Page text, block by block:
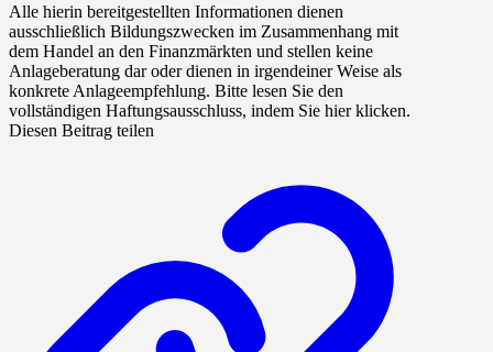
Alle hierin bereitgestellten Informationen dienen
ausschließlich Bildungszwecken im Zusammenhang mit
dem Handel an den Finanzmärkten und stellen keine
Anlageberatung dar oder dienen in irgendeiner Weise als
konkrete Anlageempfehlung. Bitte lesen Sie den
vollständigen Haftungsausschluss, indem Sie hier klicken.
Diesen Beitrag teilen